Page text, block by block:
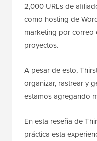
2,000 URLs de
como hosting de
marketing por correo
proyectos.
A pesar de esto,
organizar, rastrear y
estamos agregando
En esta reseña de
práctica esta